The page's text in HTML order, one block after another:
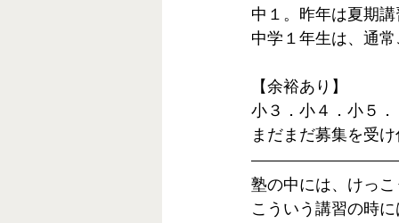
中１。昨年は夏期
中学１年生は、通
【余裕あり】
小３．小４．小５．
まだまだ募集を受
塾の中には、けっ
こういう講習の時